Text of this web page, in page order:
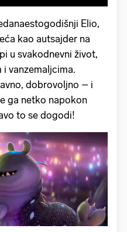
Elio,
kao autsajder na
u svakodnevni život,
i vanzemaljcima.
dobrovoljno – i
ga netko napokon
to se dogodi!